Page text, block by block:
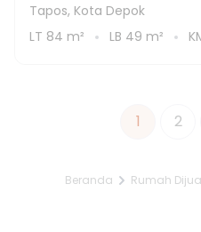
Tapos, Kota Depok
LT 84 m² LB 49 m²
1 2
Beranda Rumah